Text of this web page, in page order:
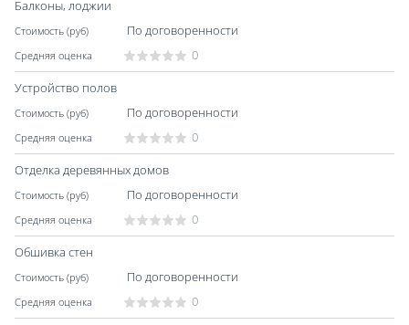
Балконы, лоджии
По договоренности
0
Устройство полов
По договоренности
0
Отделка деревянных домов
По договоренности
0
Обшивка стен
По договоренности
0